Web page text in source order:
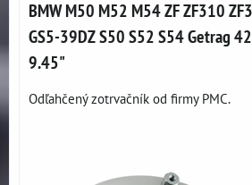
BMW M50 M52 M54 ZF ZF310
GS5-39DZ S50 S52 S54 Getrag
9.45"
Odľahčený zotrvačník od firmy PMC.